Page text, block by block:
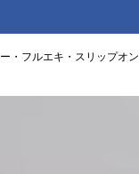
・フルエキ・スリップオン